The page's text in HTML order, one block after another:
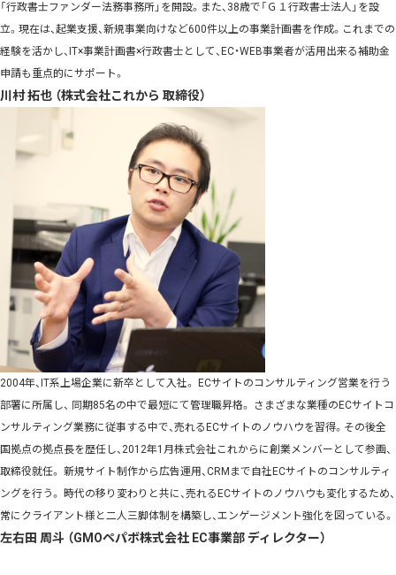
「行政書士ファンダー法務事務所」を開設。また、38歳で「Ｇ１行政書士法人」を設
立。現在は、起業支援、新規事業向けなど600件以上の事業計画書を作成。これまでの
経験を活かし、IT×事業計画書×行政書士として、EC・WEB事業者が活用出来る補助金
申請も重点的にサポート。
川村 拓也 （株式会社これから 取締役）
2004年、IT系上場企業に新卒として入社。 ECサイトのコンサルティング営業を行う
部署に所属し、 同期85名の中で最短にて管理職昇格。 さまざまな業種のECサイトコ
ンサルティング業務に従事する中で、売れるECサイトのノウハウを習得。その後全
国拠点の拠点長を歴任し、2012年1月株式会社これからに創業メンバーとして参画、
取締役就任。 新規サイト制作から広告運用、CRMまで自社ECサイトのコンサルティ
ングを行う。 時代の移り変わりと共に、売れるECサイトのノウハウも変化するため、
常にクライアント様と二人三脚体制を構築し、エンゲージメント強化を図っている。
左右田 周斗 （GMOペパボ株式会社 EC事業部 ディレクター）